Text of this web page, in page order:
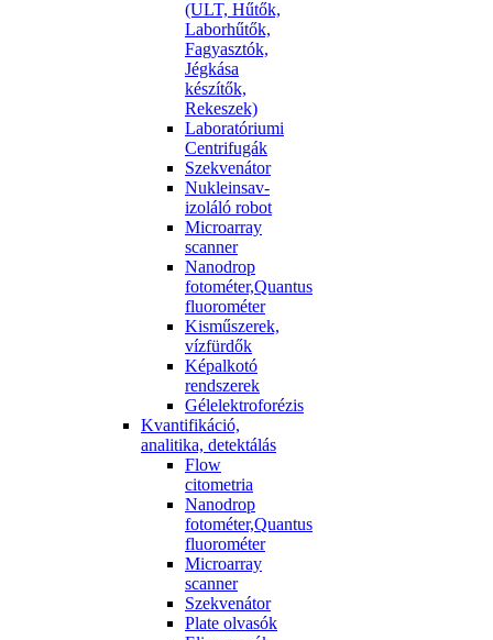
(ULT, Hűtők,
Laborhűtők,
Fagyasztók,
Jégkása
készítők,
Rekeszek)
Laboratóriumi
Centrifugák
Szekvenátor
Nukleinsav-
izoláló robot
Microarray
scanner
Nanodrop
fotométer,Quantus
fluorométer
Kisműszerek,
vízfürdők
Képalkotó
rendszerek
Gélelektroforézis
Kvantifikáció,
analitika, detektálás
Flow
citometria
Nanodrop
fotométer,Quantus
fluorométer
Microarray
scanner
Szekvenátor
Plate olvasók